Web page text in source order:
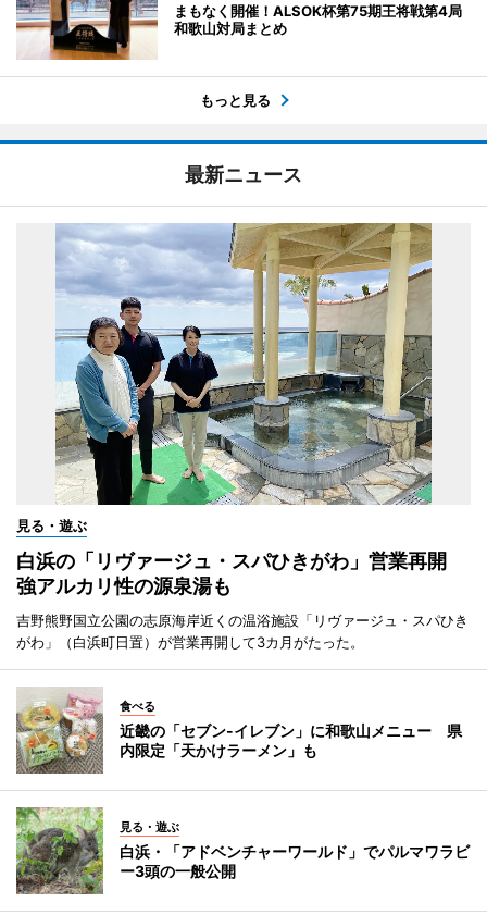
まもなく開催！ALSOK杯第75期王将戦第4局
和歌山対局まとめ
もっと見る
最新ニュース
見る・遊ぶ
白浜の「リヴァージュ・スパひきがわ」営業再開
強アルカリ性の源泉湯も
吉野熊野国立公園の志原海岸近くの温浴施設「リヴァージュ・スパひき
がわ」（白浜町日置）が営業再開して3カ月がたった。
食べる
近畿の「セブン-イレブン」に和歌山メニュー 県
内限定「天かけラーメン」も
見る・遊ぶ
白浜・「アドベンチャーワールド」でパルマワラビ
ー3頭の一般公開